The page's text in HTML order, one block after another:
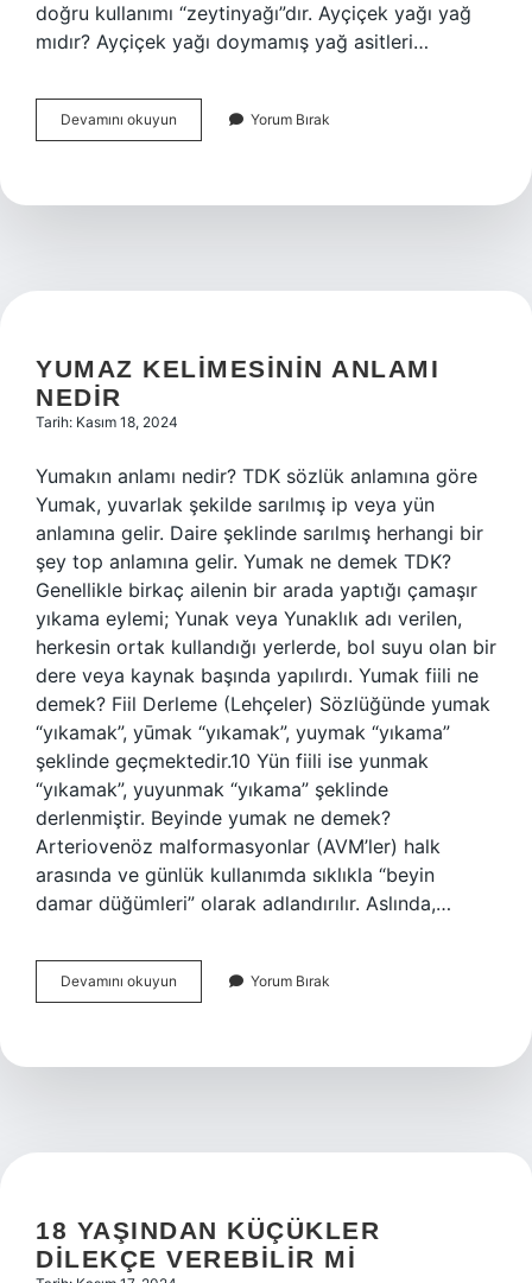
doğru kullanımı “zeytinyağı”dır. Ayçiçek yağı yağ
mıdır? Ayçiçek yağı doymamış yağ asitleri…
Devamını okuyun
Yağı
Yorum Bırak
YUMAZ KELIMESININ ANLAMI
NEDIR
Tarih: Kasım 18, 2024
Yumakın anlamı nedir? TDK sözlük anlamına göre
Yumak, yuvarlak şekilde sarılmış ip veya yün
anlamına gelir. Daire şeklinde sarılmış herhangi bir
şey top anlamına gelir. Yumak ne demek TDK?
Genellikle birkaç ailenin bir arada yaptığı çamaşır
yıkama eylemi; Yunak veya Yunaklık adı verilen,
herkesin ortak kullandığı yerlerde, bol suyu olan bir
dere veya kaynak başında yapılırdı. Yumak fiili ne
demek? Fiil Derleme (Lehçeler) Sözlüğünde yumak
“yıkamak”, yūmak “yıkamak”, yuymak “yıkama”
şeklinde geçmektedir.10 Yün fiili ise yunmak
“yıkamak”, yuyunmak “yıkama” şeklinde
derlenmiştir. Beyinde yumak ne demek?
Arteriovenöz malformasyonlar (AVM’ler) halk
arasında ve günlük kullanımda sıklıkla “beyin
damar düğümleri” olarak adlandırılır. Aslında,…
Devamını okuyun
Kelimesinin
Yorum Bırak
18 YAŞINDAN KÜÇÜKLER
DILEKÇE VEREBILIR MI